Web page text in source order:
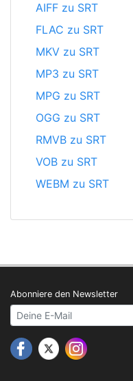
AIFF zu SRT
FLAC zu SRT
MKV zu SRT
MP3 zu SRT
MPG zu SRT
OGG zu SRT
RMVB zu SRT
VOB zu SRT
WEBM zu SRT
Abonniere den Newsletter
Your email address